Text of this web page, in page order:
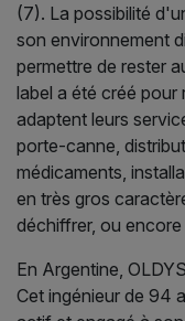
(7). La possibilité
son environnement
permettre de rester
label a été créé pour
adaptent leurs
porte-canne,
médicaments,
en très gros
déchiffrer, ou
En Argentine,
Cet ingénieur de 94